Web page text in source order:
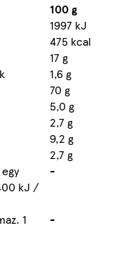
100 g
1997 kJ
475 kcal
17 g
1,6 g
70 g
5,0 g
2,7 g
9,2 g
2,7 g
kJ /
-
1
-